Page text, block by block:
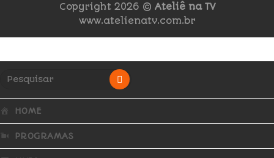
Copyright 2026 © Ateliê na TV
www.atelienatv.com.br
HOME
PROGRAMAS